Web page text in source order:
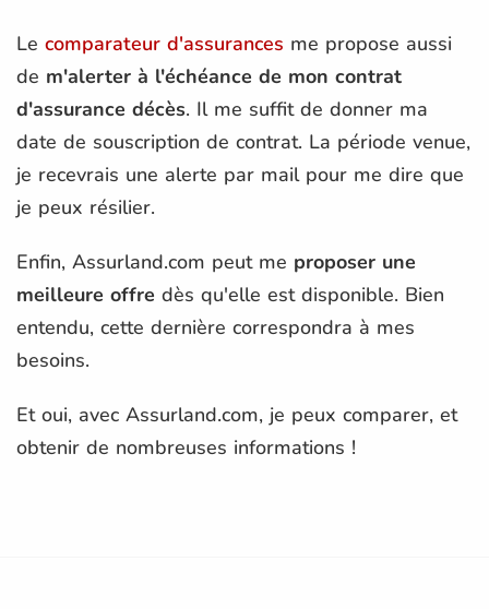
Le comparateur d'assurances me propose aussi
de m'alerter à l'échéance de mon contrat
d'assurance décès. Il me suffit de donner ma
date de souscription de contrat. La période venue,
je recevrais une alerte par mail pour me dire que
je peux résilier.
Enfin, Assurland.com peut me proposer une
meilleure offre dès qu'elle est disponible. Bien
entendu, cette dernière correspondra à mes
besoins.
Et oui, avec Assurland.com, je peux comparer, et
obtenir de nombreuses informations !